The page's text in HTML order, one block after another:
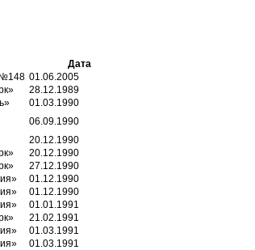
Дата
№148 01.06.2005
28.12.1989
01.03.1990
06.09.1990
20.12.1990
20.12.1990
27.12.1990
01.12.1990
01.12.1990
01.01.1991
21.02.1991
01.03.1991
01.03.1991